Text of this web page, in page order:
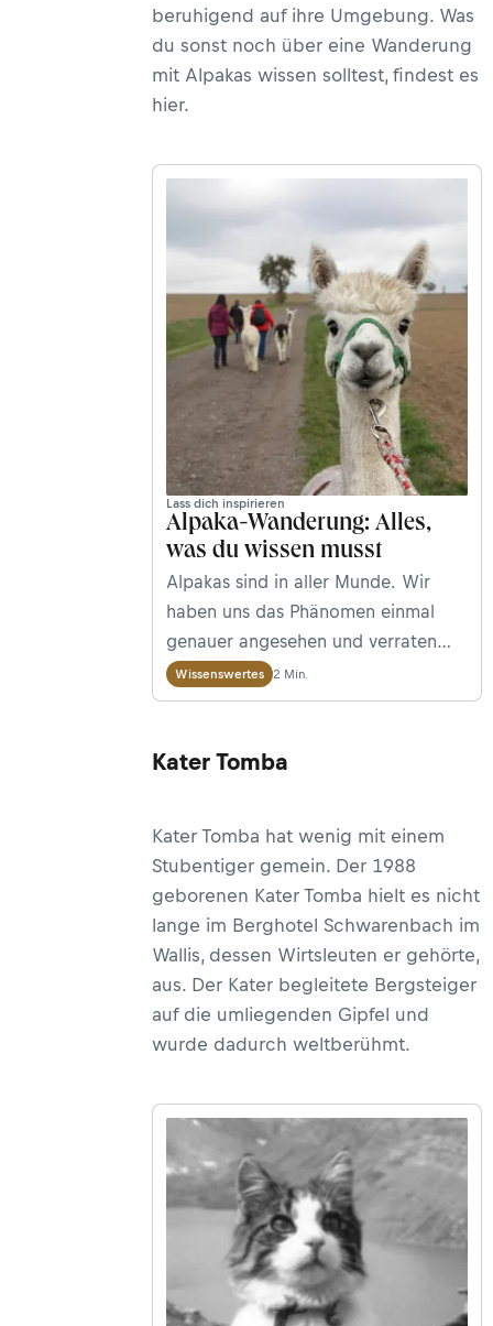
beruhigend auf ihre Umgebung. Was
du sonst noch über eine Wanderung
mit Alpakas wissen solltest, findest es
hier.
Lass dich inspirieren
Alpaka-Wanderung: Alles,
was du wissen musst
Alpakas sind in aller Munde. Wir
haben uns das Phänomen einmal
genauer angesehen und verraten
euch alles, was ihr für eure erste
Alpaka-Wanderung wissen müsst.
Wissenswertes 2 Min.
Kater Tomba
Kater Tomba hat wenig mit einem
Stubentiger gemein. Der 1988
geborenen Kater Tomba hielt es nicht
lange im Berghotel Schwarenbach im
Wallis, dessen Wirtsleuten er gehörte,
aus. Der Kater begleitete Bergsteiger
auf die umliegenden Gipfel und
wurde dadurch weltberühmt.